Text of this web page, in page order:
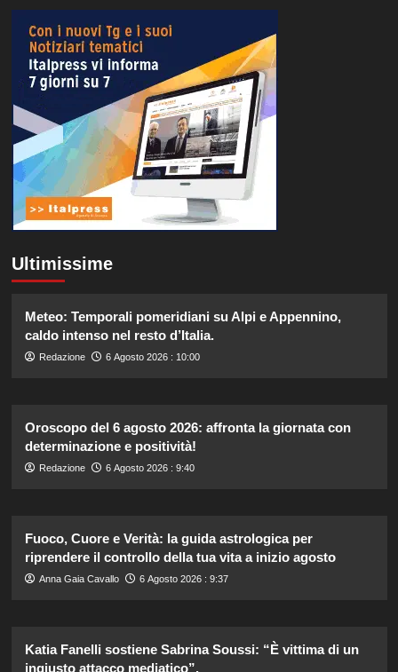
Ultimissime
Meteo: Temporali pomeridiani su Alpi e Appennino,
caldo intenso nel resto d’Italia.
Redazione 6 Agosto 2026 : 10:00
Oroscopo del 6 agosto 2026: affronta la giornata con
determinazione e positività!
Redazione 6 Agosto 2026 : 9:40
Fuoco, Cuore e Verità: la guida astrologica per
riprendere il controllo della tua vita a inizio agosto
Anna Gaia Cavallo 6 Agosto 2026 : 9:37
Katia Fanelli sostiene Sabrina Soussi: “È vittima di un
ingiusto attacco mediatico”.